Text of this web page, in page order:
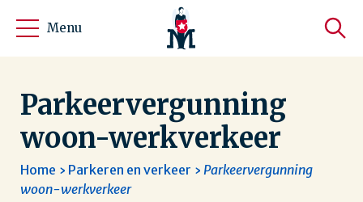
Menu
Parkeervergunning
woon-werkverkeer
Home Parkeren en verkeer
Parkeervergunning
woon-werkverkeer